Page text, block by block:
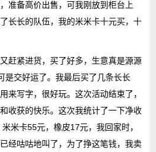
准备高价出售，可我刚放到柜台上
长长的队伍，我的米米卡十元买，十
赶紧进货，买了好多，生意真是源源
是交好运了。我最后买了几条长长
来写字，很好玩。这次活动结束了，
收获的快乐。这次我统计了一下净收
米卡55元，橡皮17元，我回家时，
经咕咕地叫了，为了挣这笔钱，我卖